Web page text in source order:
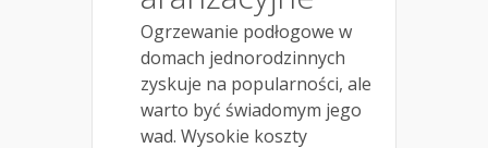
Ogrzewanie podłogowe w
domach jednorodzinnych
zyskuje na popularności, ale
warto być świadomym jego
wad. Wysokie koszty